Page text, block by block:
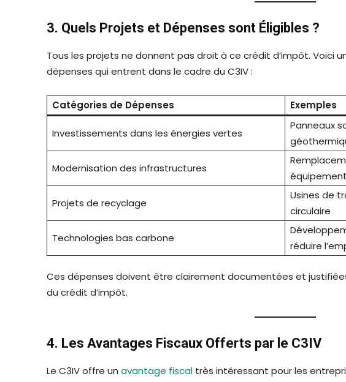
3. Quels Projets et Dépenses sont Éligibles ?
Tous les projets ne donnent pas droit à ce crédit d’impôt. Voici
dépenses qui entrent dans le cadre du C3IV :
Catégories de Dépenses Exemples
Investissements dans les énergies vertes
Panneaux
Modernisation des infrastructures
Projets de recyclage
Usines de
circulaire
Technologies bas carbone
réduire
Ces dépenses doivent être clairement documentées et
du crédit d’impôt.
4. Les Avantages Fiscaux Offerts par le C3IV
Le C3IV offre un avantage fiscal très intéressant pour les